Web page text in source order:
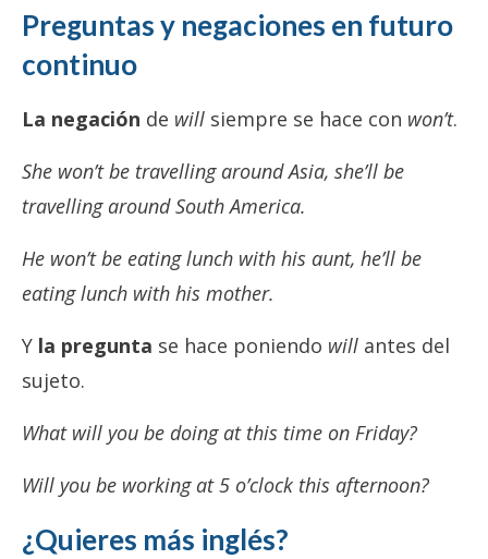
Preguntas y negaciones en futuro
continuo
La negación de will siempre se hace con won’t.
She won’t be travelling around Asia, she’ll be
travelling around South America.
He won’t be eating lunch with his aunt, he’ll be
eating lunch with his mother.
Y la pregunta se hace poniendo will antes del
sujeto.
What will you be doing at this time on Friday?
Will you be working at 5 o’clock this afternoon?
¿Quieres más inglés?